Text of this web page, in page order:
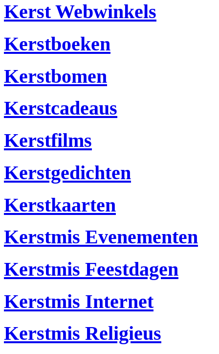
Kerst Webwinkels
Kerstboeken
Kerstbomen
Kerstcadeaus
Kerstfilms
Kerstgedichten
Kerstkaarten
Kerstmis Evenementen
Kerstmis Feestdagen
Kerstmis Internet
Kerstmis Religieus